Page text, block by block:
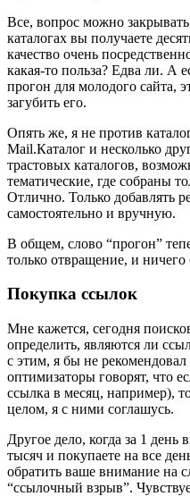
Все, вопрос можно
каталогах вы получаете
качество очень
какая-то польза? Едва ли. А
прогон для молодого сайта,
загубить его.
Опять же, я не против
Mail.Каталог и несколько
трастовых каталогов,
тематические, где собраны
Отлично. Только добавлять
самостоятельно и вручную.
В общем, слово “прогон”
только отвращение, и ничего
Покупка ссылок
Мне кажется, сегодня
определить, являются ли
с этим, я бы не
оптимизаторы говорят, что
ссылка в месяц, например),
целом, я с ними соглашусь.
Другое дело, когда за 1
тысяч и покупаете на все
обратить ваше внимание на
“ссылочный взрыв”.